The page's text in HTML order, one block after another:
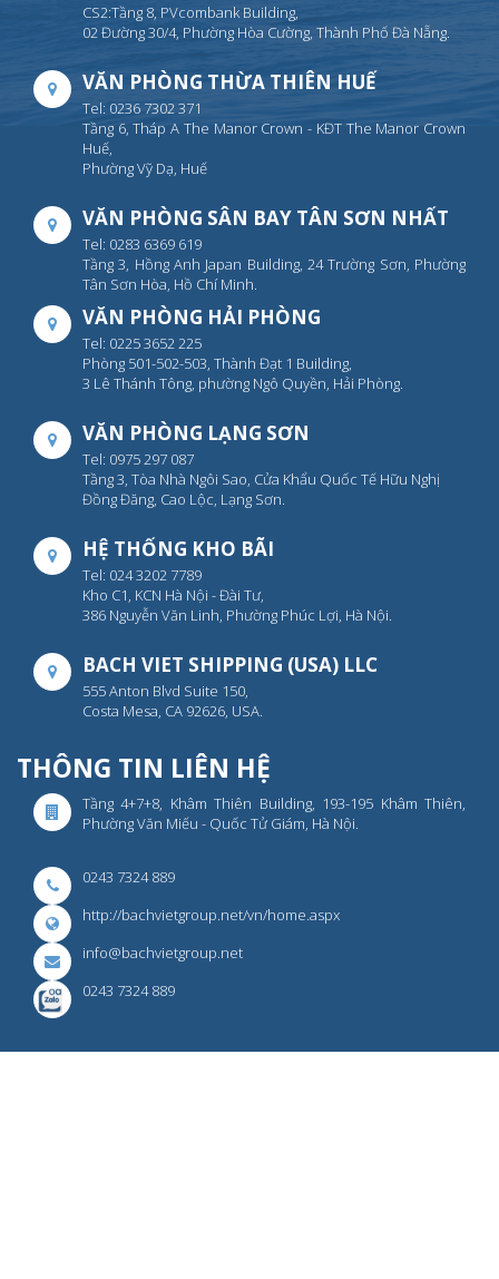
CS2:Tầng 8, PVcombank Building,
02 Đường 30/4, Phường Hòa Cường, Thành Phố Đà Nẵng.
VĂN PHÒNG THỪA THIÊN HUẾ
Tel: 0236 7302 371
Tầng 6, Tháp A The Manor Crown - KĐT The Manor Crown
Huế,
Phường Vỹ Dạ, Huế
VĂN PHÒNG SÂN BAY TÂN SƠN NHẤT
Tel: 0283 6369 619
Tầng 3, Hồng Anh Japan Building, 24 Trường Sơn, Phường
Tân Sơn Hòa, Hồ Chí Minh.
VĂN PHÒNG HẢI PHÒNG
Tel: 0225 3652 225
Phòng 501-502-503, Thành Đạt 1 Building,
3 Lê Thánh Tông, phường Ngô Quyền, Hải Phòng.
VĂN PHÒNG LẠNG SƠN
Tel: 0975 297 087
Tầng 3, Tòa Nhà Ngôi Sao, Cửa Khẩu Quốc Tế Hữu Nghị
Đồng Đăng, Cao Lộc, Lạng Sơn.
HỆ THỐNG KHO BÃI
Tel: 024 3202 7789
Kho C1, KCN Hà Nội - Đài Tư,
386 Nguyễn Văn Linh, Phường Phúc Lợi, Hà Nội.
BACH VIET SHIPPING (USA) LLC
555 Anton Blvd Suite 150,
Costa Mesa, CA 92626, USA.
THÔNG TIN LIÊN HỆ
Tầng 4+7+8, Khâm Thiên Building, 193-195 Khâm Thiên,
Phường Văn Miếu - Quốc Tử Giám, Hà Nội.
0243 7324 889
http://bachvietgroup.net/vn/home.aspx
info@bachvietgroup.net
0243 7324 889